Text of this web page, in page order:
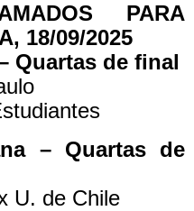
PARA
18/09/2025
Quartas de final
– Quartas de
U. de Chile